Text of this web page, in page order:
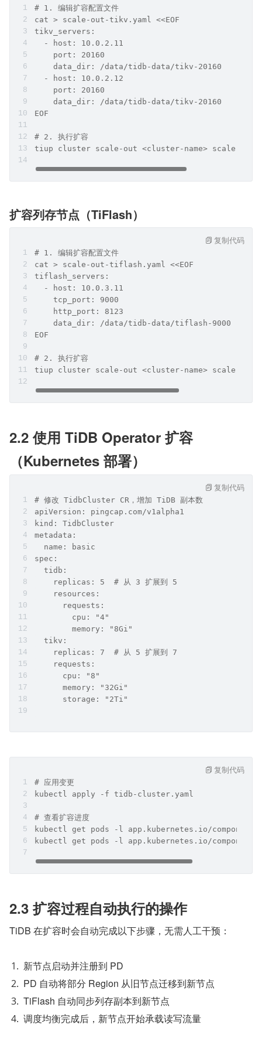
# 1. 编辑扩容配置文件
cat > scale-out-tikv.yaml <<EOF
tikv_servers:
  - host: 10.0.2.11
    port: 20160
    data_dir: /data/tidb-data/tikv-20160
  - host: 10.0.2.12
    port: 20160
    data_dir: /data/tidb-data/tikv-20160
EOF
# 2. 执行扩容
tiup cluster scale-out <cluster-name> scale-out-
扩容列存节点（TiFlash）
# 1. 编辑扩容配置文件
cat > scale-out-tiflash.yaml <<EOF
tiflash_servers:
  - host: 10.0.3.11
    tcp_port: 9000
    http_port: 8123
    data_dir: /data/tidb-data/tiflash-9000
EOF
# 2. 执行扩容
tiup cluster scale-out <cluster-name> scale-
复制代码
2.2 使用 TiDB Operator 扩容
（Kubernetes 部署）
# 修改 TidbCluster CR，增加 TiDB 副本数
apiVersion: pingcap.com/v1alpha1
kind: TidbCluster
metadata:
  name: basic
spec:
  tidb:
    replicas: 5  # 从 3 扩展到 5
    resources:
      requests:
        cpu: "4"
        memory: "8Gi"
  tikv:
    replicas: 7  # 从 5 扩展到 7
    requests:
      cpu: "8"
      memory: "32Gi"
      storage: "2Ti"
复制代码
# 应用变更
kubectl apply -f tidb-cluster.yaml
# 查看扩容进度
kubectl get pods -l app.kubernetes.io/
kubectl get pods -l app.kubernetes.io/
复制代码
2.3 扩容过程自动执行的操作
TiDB 在扩容时会自动完成以下步骤，无需人工干预：
新节点启动并注册到 PD
PD 自动将部分 Region 从旧节点迁移到新节点
TiFlash 自动同步列存副本到新节点
调度均衡完成后，新节点开始承载读写流量